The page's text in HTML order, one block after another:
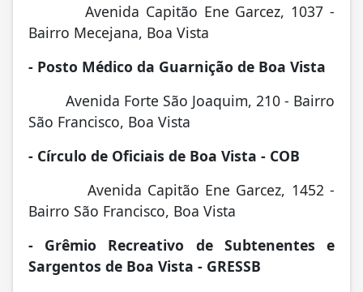
Avenida Capitão Ene Garcez, 1037 -
Bairro Mecejana, Boa Vista
- Posto Médico da Guarnição de Boa Vista
Avenida Forte São Joaquim, 210 - Bairro
São Francisco, Boa Vista
- Círculo de Oficiais de Boa Vista - COB
Avenida Capitão Ene Garcez, 1452 -
Bairro São Francisco, Boa Vista
- Grêmio Recreativo de Subtenentes e
Sargentos de Boa Vista - GRESSB